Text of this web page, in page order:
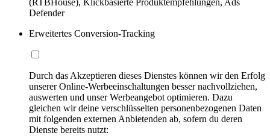
(RTBHouse), Klickbasierte Produktempfehlungen, Ads
Defender
Erweitertes Conversion-Tracking
Durch das Akzeptieren dieses Dienstes können wir den Erfolg
unserer Online-Werbeeinschaltungen besser nachvollziehen,
auswerten und unser Werbeangebot optimieren. Dazu
gleichen wir deine verschlüsselten personenbezogenen Daten
mit folgenden externen Anbietenden ab, sofern du deren
Dienste bereits nutzt: